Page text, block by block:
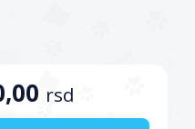
rsd